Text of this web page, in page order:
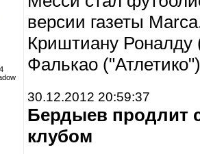
версии газеты
Криштиану
Фалькао
30.12.2012 20:59:37
Бердыев продлит
клубом